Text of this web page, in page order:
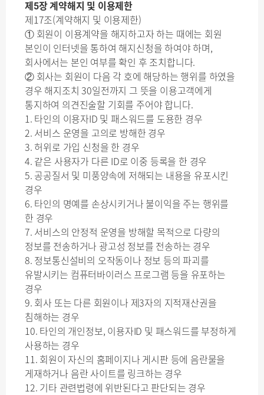
제5장 계약해지 및 이용제한
제17조(계약해지 및 이용제한)
① 회원이 이용계약을 해지하고자 하는 때에는 회원
본인이 인터넷을 통하여 해지신청을 하여야 하며,
회사에서는 본인 여부를 확인 후 조치합니다.
② 회사는 회원이 다음 각 호에 해당하는 행위를 하였을
경우 해지조치 30일전까지 그 뜻을 이용고객에게
통지하여 의견진술할 기회를 주어야 합니다.
1. 타인의 이용자ID 및 패스워드를 도용한 경우
2. 서비스 운영을 고의로 방해한 경우
3. 허위로 가입 신청을 한 경우
4. 같은 사용자가 다른 ID로 이중 등록을 한 경우
5. 공공질서 및 미풍양속에 저해되는 내용을 유포시킨
경우
6. 타인의 명예를 손상시키거나 불이익을 주는 행위를
한 경우
7. 서비스의 안정적 운영을 방해할 목적으로 다량의
정보를 전송하거나 광고성 정보를 전송하는 경우
8. 정보통신설비의 오작동이나 정보 등의 파괴를
유발시키는 컴퓨터바이러스 프로그램 등을 유포하는
경우
9. 회사 또는 다른 회원이나 제3자의 지적재산권을
침해하는 경우
10. 타인의 개인정보, 이용자ID 및 패스워드를 부정하게
사용하는 경우
11. 회원이 자신의 홈페이지나 게시판 등에 음란물을
게재하거나 음란 사이트를 링크하는 경우
12. 기타 관련법령에 위반된다고 판단되는 경우